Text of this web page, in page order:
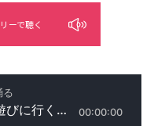
ーで聴く